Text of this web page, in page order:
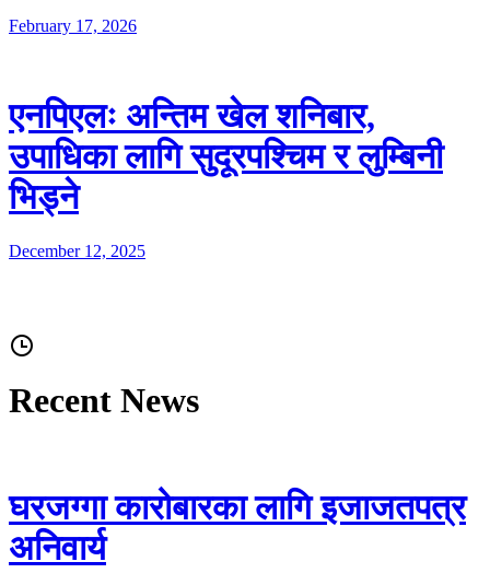
February 17, 2026
एनपिएलः अन्तिम खेल शनिबार,
उपाधिका लागि सुदूरपश्चिम र लुम्बिनी
भिड्ने
December 12, 2025
Recent News
घरजग्गा कारोबारका लागि इजाजतपत्र
अनिवार्य